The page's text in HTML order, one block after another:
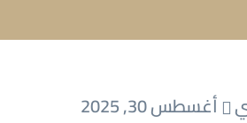
أغسطس 30, 2025